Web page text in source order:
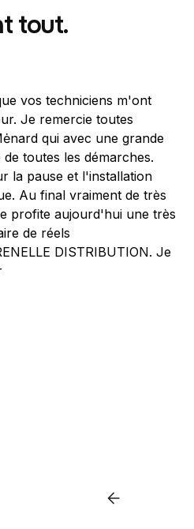
tout.
vos techniciens m'ont
Je remercie toutes
qui avec une grande
toutes les démarches.
la pause et l'installation
Au final vraiment de très
profite aujourd'hui une très
de réels
DISTRIBUTION. Je